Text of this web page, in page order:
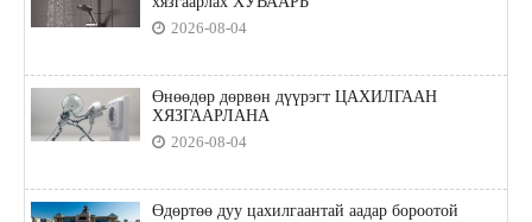
2026-08-04
Өнөөдөр дөрвөн дүүрэгт ЦАХИЛГААН
ХЯЗГААРЛАНА
2026-08-04
Өдөртөө дуу цахилгаантай аадар бороотой